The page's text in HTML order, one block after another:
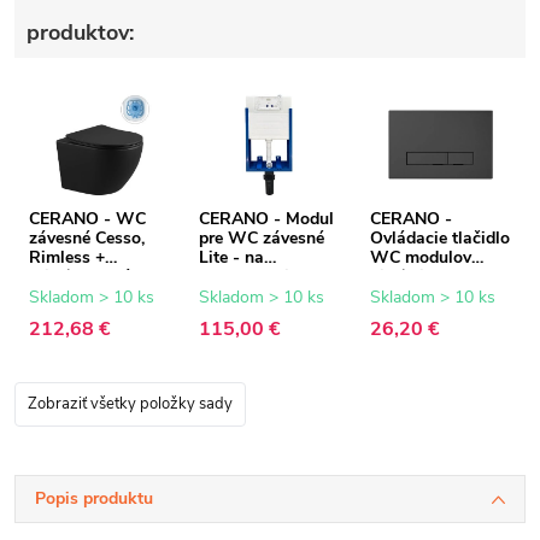
produktov:
CERANO - WC
závesné Cesso,
Rimless +
Slim/UF sedátko -
čierna matná -
Skladom > 10 ks
212,68 €
CERANO - Modul
pre WC závesné
Lite - na
47x76,7 cm
Skladom > 10 ks
115,00 €
CERANO -
Ovládacie tlačidlo
WC modulov
Lite/Slim - ABS -
čierna
Skladom > 10 ks
26,20 €
Zobraziť všetky položky sady
Popis produktu